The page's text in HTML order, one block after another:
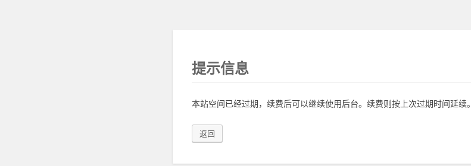
提示信息
本站空间已经过期，续费后可以继续使用后台。续费则按上次过期时间延续。
返回